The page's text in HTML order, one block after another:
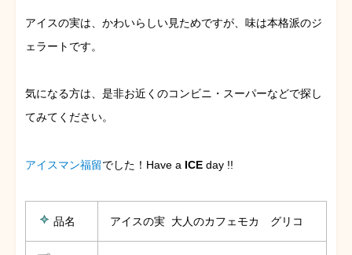
アイスの実は、かわいらしい見ためですが、味は本格派のジ
ェラートです。
気になる方は、是非お近くのコンビニ・スーパーなどで探し
てみてください。
アイスマン福留でした！Have a ICE day !!
品名 アイスの実 大人のカフェモカ グリコ